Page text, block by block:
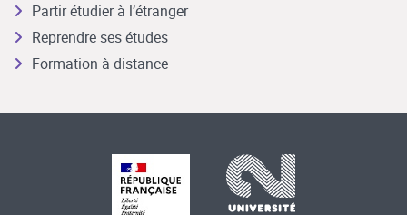
Partir étudier à l’étranger
Reprendre ses études
Formation à distance